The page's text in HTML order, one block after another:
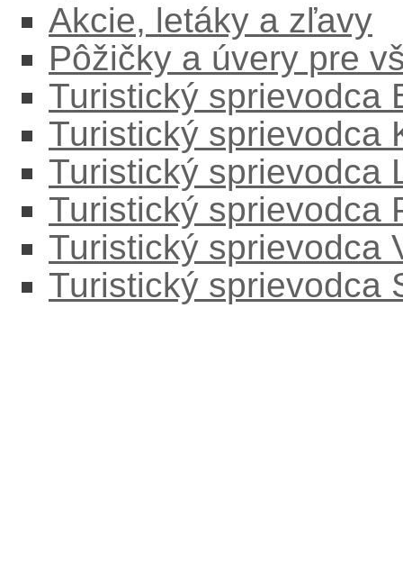
Akcie, letáky a zľavy
Pôžičky a úvery pre
Turistický sprievodca
Turistický sprievodca
Turistický sprievodca
Turistický sprievodca
Turistický sprievodca
Turistický sprievodca